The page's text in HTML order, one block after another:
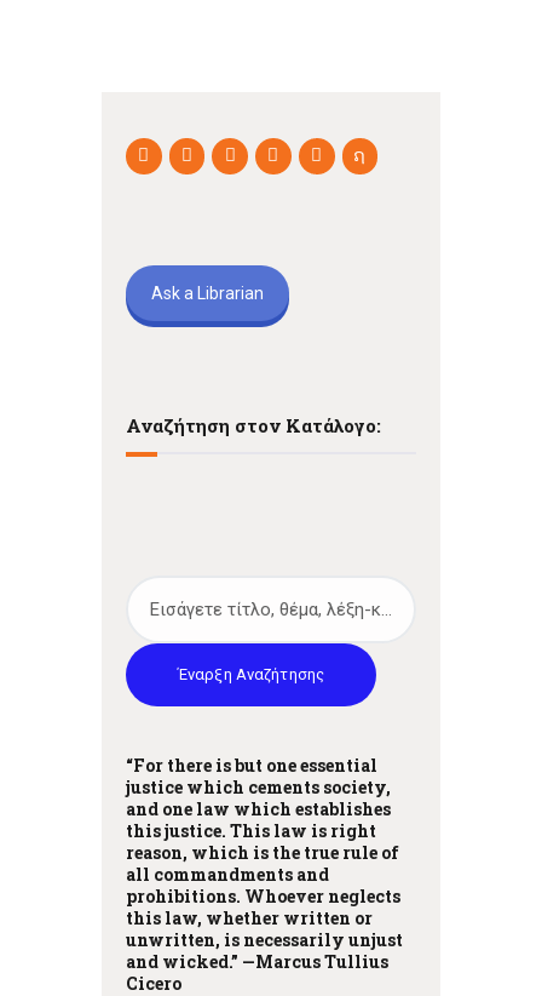
Ask a Librarian
Αναζήτηση στον Κατάλογο:
Έναρξη Αναζήτησης
“For there is but one essential
justice which cements society,
and one law which establishes
this justice. This law is right
reason, which is the true rule of
all commandments and
prohibitions. Whoever neglects
this law, whether written or
unwritten, is necessarily unjust
and wicked.” —Marcus Tullius
Cicero